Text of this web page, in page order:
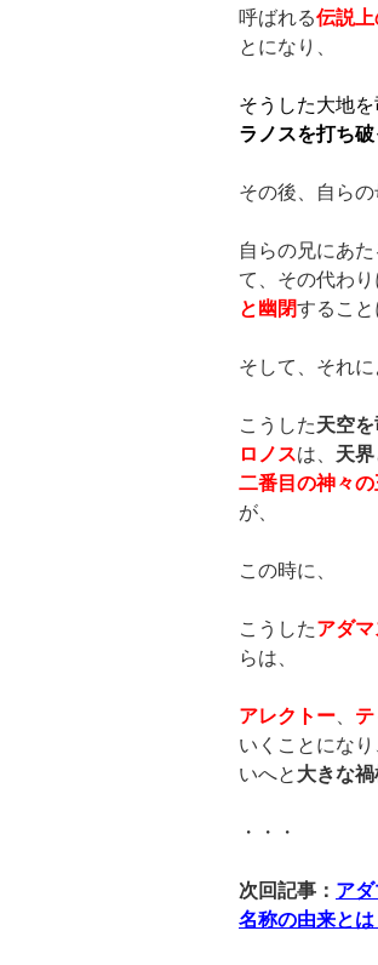
呼ばれる伝説
とになり、
そうした大地
ラノスを打ち破
その後、自ら
自らの兄にあた
て、その代わ
と幽閉するこ
そして、それに
こうした天空
ロノスは、 天
二番目の神々の
が、
この時に、
こうしたアダ
らは、
アレクトー
いくことにな
いへと 大きな禍
・・・
次回記事： ア
名称の由来と